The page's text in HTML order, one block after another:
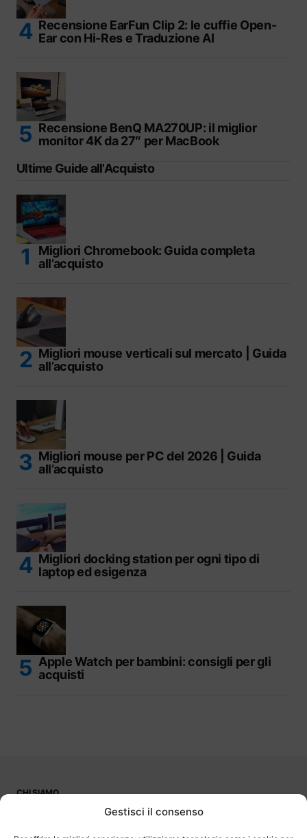
Gestisci il consenso
Recensione EarFun Clip 2: le cuffie Open-
Ear con Hi-Res e Traduzione AI
Recensione BenQ MA270UP: il miglior
monitor 4K da 27″ per MacBook
Ultime Guide all'Acquisto
Migliori Chromebook: Guida completa
all’acquisto
Migliori mouse verticali sul mercato | Guida
all’acquisto
Migliori mouse per PC del 2026 | Guida
all’acquisto
Migliori docking station per ogni tipo di
laptop ed esigenza
Apple Watch per bambini: consigli per gli
acquisti
CHI SIAMO